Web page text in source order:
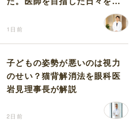
1日前
子どもの姿勢が悪いのは視力
のせい？猫背解消法を眼科医
岩見理事長が解説
2日前